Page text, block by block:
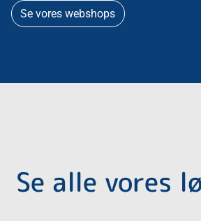
Se vores webshops
Se alle vores